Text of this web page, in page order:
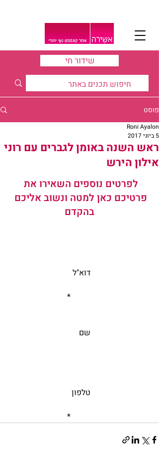
שידור חי
פוסט
ראש השנה באומן לגברים עם רוני
אילון הירש
Roni Ayalon
5 ביוני 2017
לפרטים נוספים השאירו את
פרטיכם כאן למטה ונשוב אליכם
בהקדם